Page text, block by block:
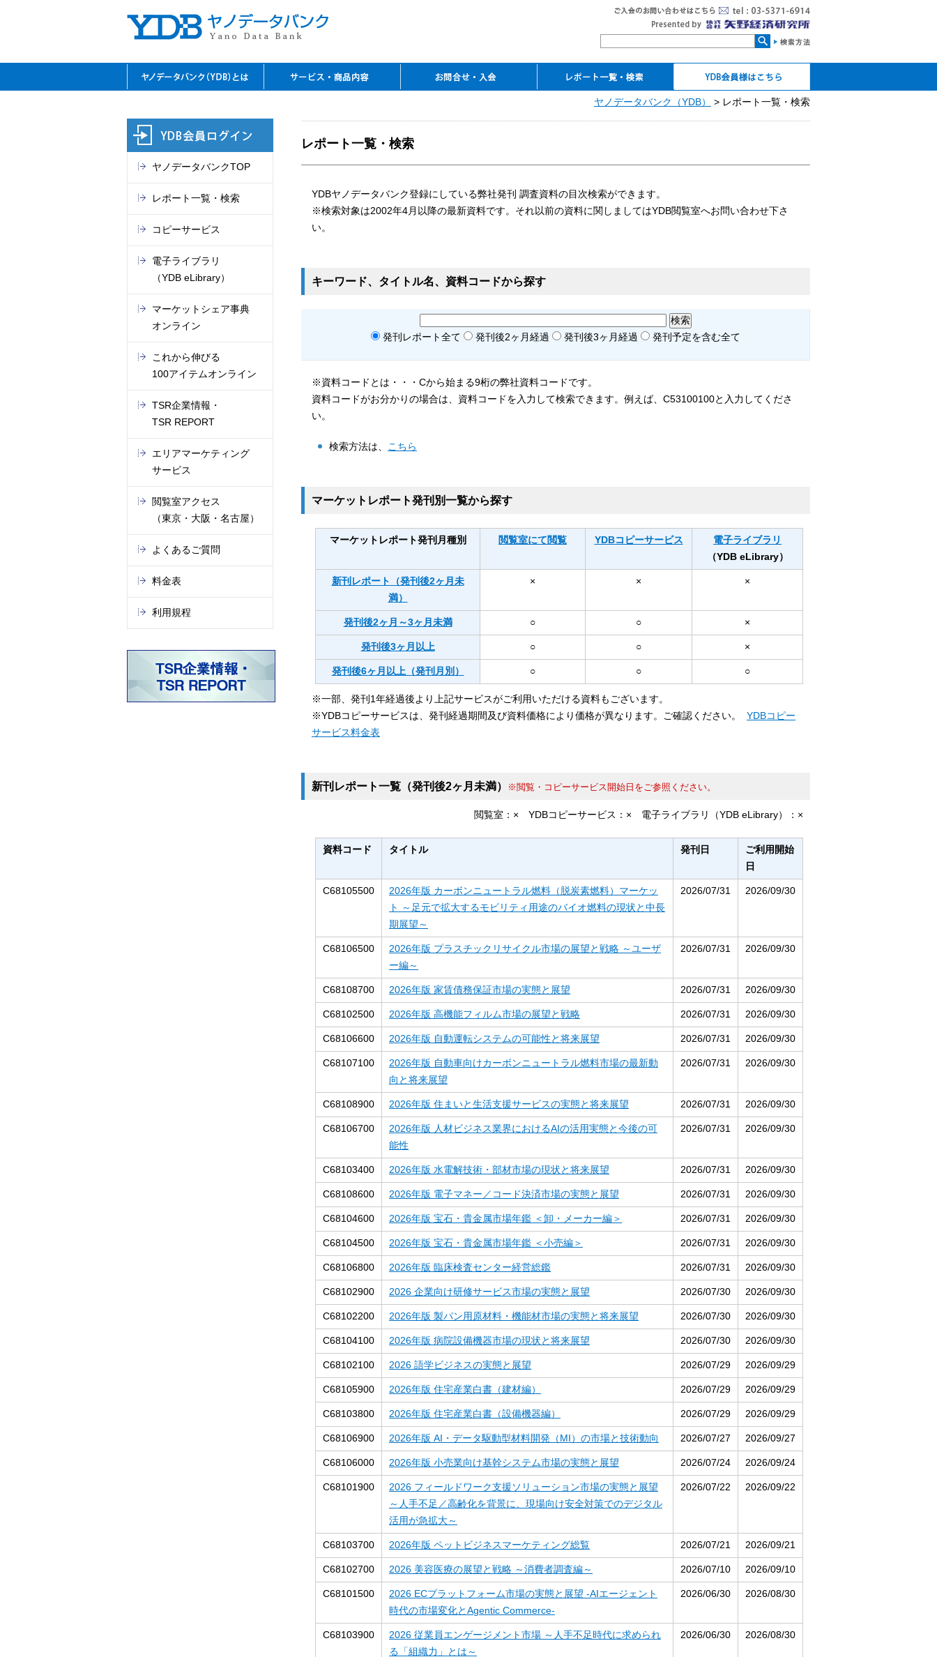
（YDB eLibrary）
オンライン
市場シリーズオンライン
REPORT
（入会案内・資料請求）
レポート一覧・検索 YDB会員ログイン
マイページ
パスワードの設定・再設
定
個人CDの発行
ヤノデータバンク（YDB） > レポート一覧・検索
レポート一覧・検索
YDBヤノデータバンク登録にしている弊社発刊 調査資料の目次検索ができます。
※検索対象は2002年4月以降の最新資料です。それ以前の資料に関しましてはYDB閲覧室へお問い合わせ下さ
い。
キーワード、タイトル名、資料コードから探す
発刊レポート全て 発刊後2ヶ月経過 発刊後3ヶ月経過 発刊予定を含む全て
※資料コードとは・・・Cから始まる9桁の弊社資料コードです。
資料コードがお分かりの場合は、資料コードを入力して検索できます。例えば、C53100100と入力してくださ
い。
検索方法は、 こちら
マーケットレポート発刊別一覧から探す
マーケットレポート発刊月種別 閲覧室にて閲覧 YDBコピーサービス
電子ライブラリ
（YDB eLibrary）
新刊レポート（発刊後2ヶ月未
満）
× × ×
発刊後2ヶ月～3ヶ月未満 ○ ○ ×
発刊後3ヶ月以上 ○ ○ ×
発刊後6ヶ月以上（発刊月別） ○ ○ ○
※一部、発刊1年経過後より上記サービスがご利用いただける資料もございます。
※YDBコピーサービスは、発刊経過期間及び資料価格により価格が異なります。ご確認ください。 YDBコピー
サービス料金表
新刊レポート一覧（発刊後2ヶ月未満） ※閲覧・コピーサービス開始日をご参照ください。
閲覧室： × YDBコピーサービス： × 電子ライブラリ（YDB eLibrary）： ×
資料コード タイトル 発刊日
ご利用開始
日
C68105500
2026年版 カーボンニュートラル燃料（脱炭素燃料）マーケッ
ト ～足元で拡大するモビリティ用途のバイオ燃料の現状と中長
期展望～
2026/07/31 2026/09/30
C68106500
2026年版 プラスチックリサイクル市場の展望と戦略 ～ユーザ
ー編～
2026/07/31 2026/09/30
C68108700 2026年版 家賃債務保証市場の実態と展望 2026/07/31 2026/09/30
C68102500 2026年版 高機能フィルム市場の展望と戦略 2026/07/31 2026/09/30
C68106600 2026年版 自動運転システムの可能性と将来展望 2026/07/31 2026/09/30
C68107100
2026年版 自動車向けカーボンニュートラル燃料市場の最新動
向と将来展望
2026/07/31 2026/09/30
C68108900 2026年版 住まいと生活支援サービスの実態と将来展望 2026/07/31 2026/09/30
C68106700
2026年版 人材ビジネス業界におけるAIの活用実態と今後の可
能性
2026/07/31 2026/09/30
C68103400 2026年版 水電解技術・部材市場の現状と将来展望 2026/07/31 2026/09/30
C68108600 2026年版 電子マネー／コード決済市場の実態と展望 2026/07/31 2026/09/30
C68104600 2026年版 宝石・貴金属市場年鑑 ＜卸・メーカー編＞ 2026/07/31 2026/09/30
C68104500 2026年版 宝石・貴金属市場年鑑 ＜小売編＞ 2026/07/31 2026/09/30
C68106800 2026年版 臨床検査センター経営総鑑 2026/07/31 2026/09/30
C68102900 2026 企業向け研修サービス市場の実態と展望 2026/07/30 2026/09/30
C68102200 2026年版 製パン用原材料・機能材市場の実態と将来展望 2026/07/30 2026/09/30
C68104100 2026年版 病院設備機器市場の現状と将来展望 2026/07/30 2026/09/30
C68102100 2026 語学ビジネスの実態と展望 2026/07/29 2026/09/29
C68105900 2026年版 住宅産業白書（建材編） 2026/07/29 2026/09/29
C68103800 2026年版 住宅産業白書（設備機器編） 2026/07/29 2026/09/29
C68106900 2026年版 AI・データ駆動型材料開発（MI）の市場と技術動向 2026/07/27 2026/09/27
C68106000 2026年版 小売業向け基幹システム市場の実態と展望 2026/07/24 2026/09/24
C68101900
2026 フィールドワーク支援ソリューション市場の実態と展望
～人手不足／高齢化を背景に、現場向け安全対策でのデジタル
活用が急拡大～
2026/07/22 2026/09/22
C68103700 2026年版 ペットビジネスマーケティング総覧 2026/07/21 2026/09/21
C68102700 2026 美容医療の展望と戦略 ～消費者調査編～ 2026/07/10 2026/09/10
C68101500
2026 ECプラットフォーム市場の実態と展望 -AIエージェント
時代の市場変化とAgentic Commerce-
2026/06/30 2026/08/30
C68103900
2026 従業員エンゲージメント市場 ～人手不足時代に求められ
る「組織力」とは～
2026/06/30 2026/08/30
ヤノデータバンクTOP
レポート一覧・検索
コピーサービス
電子ライブラリ
（YDB eLibrary）
マーケットシェア事典
オンライン
これから伸びる
100アイテムオンライン
TSR企業情報・
TSR REPORT
エリアマーケティング
サービス
閲覧室アクセス
（東京・大阪・名古屋）
よくあるご質問
料金表
利用規程